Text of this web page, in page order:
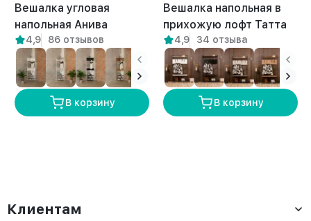
Вешалка угловая
напольная Анива
белый/амаретто
4,9 86 отзывов
В корзину
Вешалка напольная в
прихожую лофт Татта
белый/амаретто
4,9 34 отзыва
В корзину
Клиентам